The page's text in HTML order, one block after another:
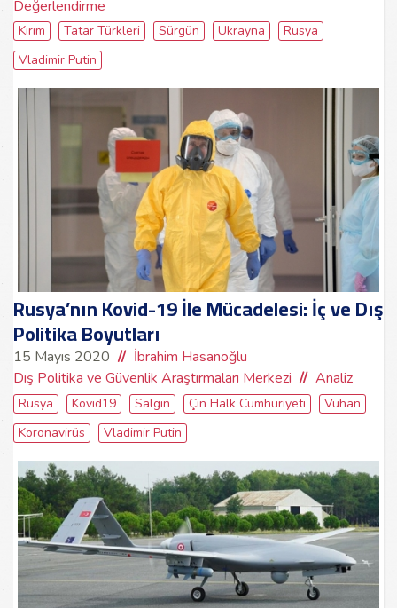
Değerlendirme
Kırım Tatar Türkleri Sürgün Ukrayna
Rusya
Vladimir Putin
Rusya’nın Kovid-19 İle Mücadelesi: İç ve Dış
Politika Boyutları
15 Mayıs 2020
İbrahim Hasanoğlu
Dış Politika ve Güvenlik Araştırmaları Merkezi
Analiz
Rusya Kovid19 Salgın Çin Halk Cumhuriyeti
Vuhan
Koronavirüs
Vladimir Putin